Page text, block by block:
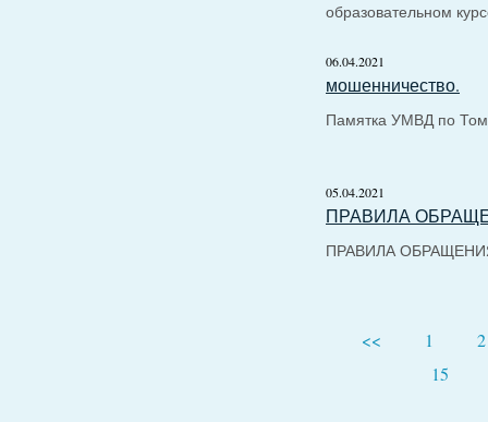
образовательном
06.04.2021
мошенничество.
Памятка УМВД по
05.04.2021
ПРАВИЛА
ПРАВИЛА
<< 1
2
15